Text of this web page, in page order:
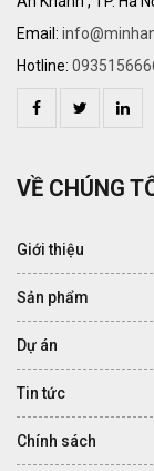
Email:
Hotline:
VỀ CHÚNG
Giới thiệu
Sản phẩm
Dự án
Tin tức
Chính sách